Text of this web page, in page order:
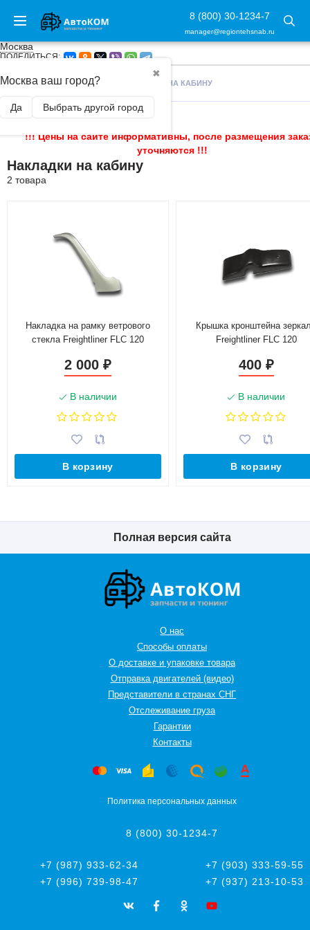
8 (800) 30-1234-7
manager@regiontehsnab.ru
Москва
✖
Москва ваш город?
Да Выбрать другой город
ПОДЕЛИТЬСЯ:
ГЛАВНАЯ / ГРУЗОВИКИ НАКЛАДКИ НА КАБИНУ
!!! Цены на сайте информативны, после размещения
уточняются !!!
Накладки на кабину
2 товара
Накладка на рамку ветрового
стекла Freightliner FLC 120
2 000 ₽
В наличии
В корзину
Крышка кронштейна
Freightliner FLC 120
400 ₽
В наличии
В корзину
Полная версия сайта
О нас
Способы оплаты
О доставке и упаковке товара
Отправка двигателей (видео)
Представители в странах СНГ
Oтслеживание груза
Гарантии
Контакты
Политика персональных данных
8 (800) 30-1234-7
+7 (987) 933-62-34
+7 (903) 333-59-55
+7 (996) 739-98-47
+7 (937) 213-10-53